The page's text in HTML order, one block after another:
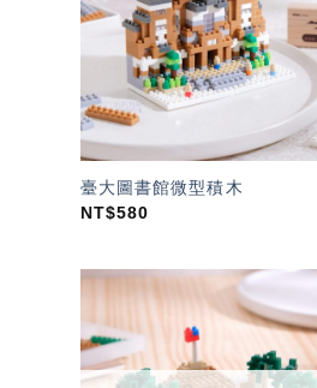
望輕
單」
臺大圖書館微型積木
NT$580
加入
「願
望輕